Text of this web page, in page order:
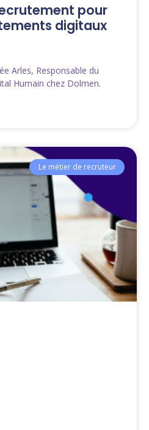
pour
digitaux
Arles, Responsable du
Humain chez Dolmen.
Le métier de recruteur